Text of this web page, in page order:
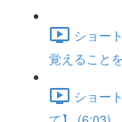
ショー
覚えること
ショー